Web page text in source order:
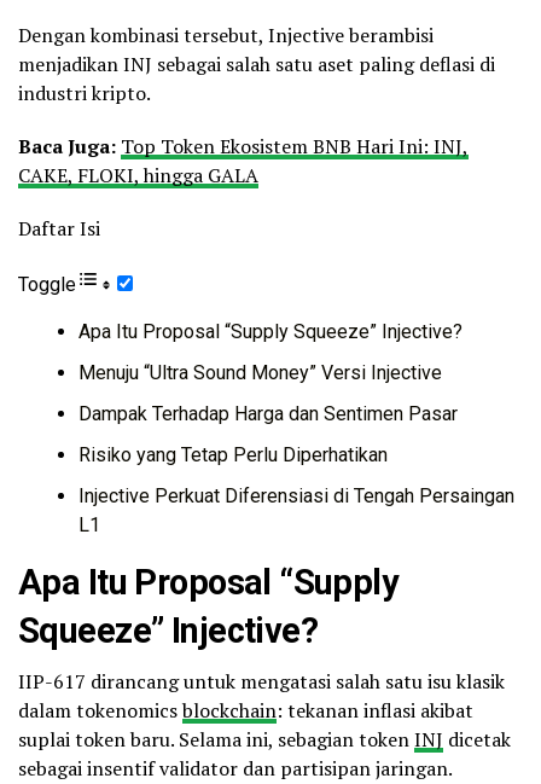
Dengan kombinasi tersebut, Injective berambisi
menjadikan INJ sebagai salah satu aset paling deflasi di
industri kripto.
Baca Juga: Top Token Ekosistem BNB Hari Ini: INJ,
CAKE, FLOKI, hingga GALA
Daftar Isi
Toggle
Apa Itu Proposal “Supply Squeeze” Injective?
Menuju “Ultra Sound Money” Versi Injective
Dampak Terhadap Harga dan Sentimen Pasar
Risiko yang Tetap Perlu Diperhatikan
Injective Perkuat Diferensiasi di Tengah Persaingan
L1
Apa Itu Proposal “Supply
Squeeze” Injective?
IIP-617 dirancang untuk mengatasi salah satu isu klasik
dalam tokenomicsblockchain: tekanan inflasi akibat
suplai token baru. Selama ini, sebagian tokenINJ dicetak
sebagai insentif validator dan partisipan jaringan.